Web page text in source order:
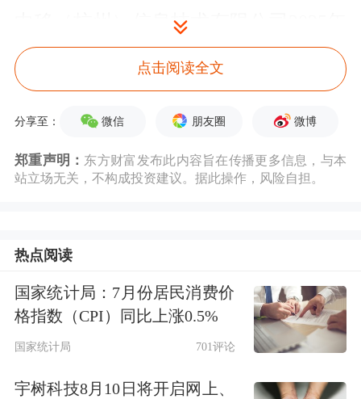
中移（杭州）信息技术有限公司2025年
至2027年人形双足机器人代工服务采购
项目，该项目总标包金额高达1.24亿
元。未来还有涉及机器人的利好事件可
能持续发酵。
据国新网7月14日消息，国务院新闻办
公室将于2025年7月15日(星期二)下午3
时举行“新征程上的奋斗者”中外记者见
面会，请民营企业家代表围绕“弘扬企
业家精神，坚定做优秀中国特色社会主
点击阅读全文
分享至： 微信 朋友圈 微博
郑重声明： 东方财富发布此内容旨在传播更多信息，与本
站立场无关，不构成投资建议。据此操作，风险自担。
热点阅读
国家统计局：7月份居民消费价
格指数（CPI）同比上涨0.5%
国家统计局 701评论
宇树科技8月10日将开启网上、